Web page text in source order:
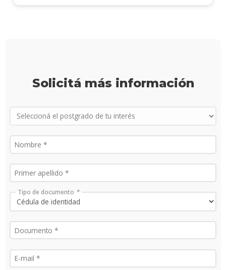
Solicitá más información
Tipo de documento